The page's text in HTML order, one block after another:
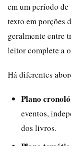
em um período
texto em porções
geralmente entre
leitor complete a
Há diferentes
Plano
eventos,
dos livros.